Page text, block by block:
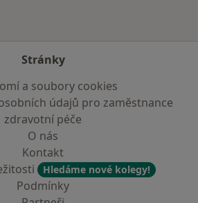
Stránky
a soubory cookies
údajů pro zaměstnance
zdravotní péče
O nás
Kontakt
Hledáme nové kolegy!
Podmínky